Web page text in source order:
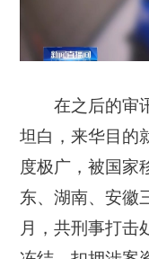
在之后的审讯
坦白，来华目的
度极广，被国家
东、湖南、安徽
月，共刑事打击